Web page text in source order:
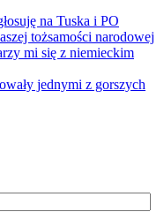
na Tuska i PO
tożsamości narodowej
mi się z niemieckim
jednymi z gorszych